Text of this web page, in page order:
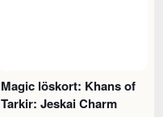
Magic löskort: Khans of
Tarkir: Jeskai Charm